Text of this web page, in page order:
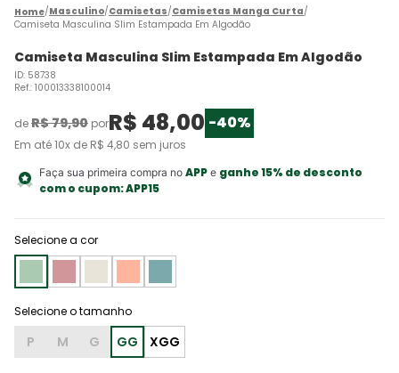
Masculino Camisetas Camisetas Manga Curta
Camiseta Masculina Slim Estampada Em Algodão
Camiseta Masculina Slim Estampada Em Algodão
ID: 58738
Ref.: 100013338100014
deR$79,90 porR$ 48,00 -40%
Em até10x de R$ 4,80 sem juros
Faça sua primeira compra no APPe ganhe 15% de desconto
com o cupom:APP15
Selecione a cor
P M G GG XGG